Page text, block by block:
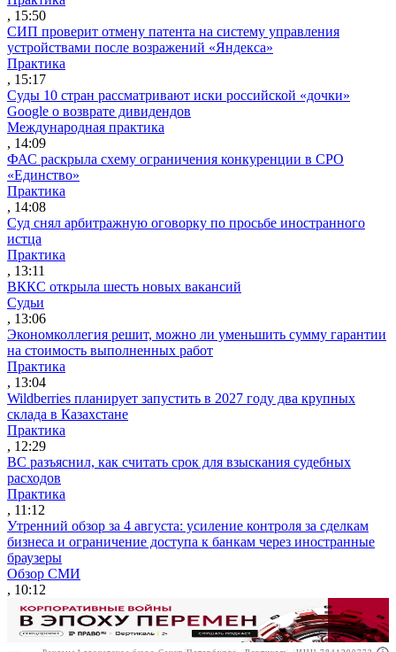
, 15:50
СИП проверит отмену патента на систему управления
устройствами после возражений «Яндекса»
Практика
, 15:17
Суды 10 стран рассматривают иски российской «дочки»
Google о возврате дивидендов
Международная практика
, 14:09
ФАС раскрыла схему ограничения конкуренции в СРО
«Единство»
Практика
, 14:08
Суд снял арбитражную оговорку по просьбе иностранного
истца
Практика
, 13:11
ВККС открыла шесть новых вакансий
Судьи
, 13:06
Экономколлегия решит, можно ли уменьшить сумму гарантии
на стоимость выполненных работ
Практика
, 13:04
Wildberries планирует запустить в 2027 году два крупных
склада в Казахстане
Практика
, 12:29
ВС разъяснил, как считать срок для взыскания судебных
расходов
Практика
, 11:12
Утренний обзор за 4 августа: усиление контроля за сделкам
бизнеса и ограничение доступа к банкам через иностранные
браузеры
Обзор СМИ
, 10:12